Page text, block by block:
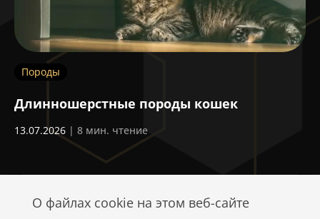
Породы
Длинношерстные породы кошек
13.07.2026 | 8 мин. чтение
О файлах cookie на этом веб-сайте